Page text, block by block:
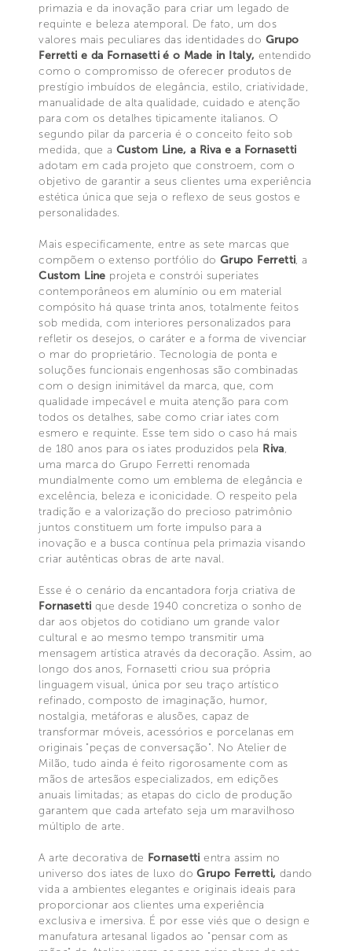
primazia e da inovação para criar um legado de
requinte e beleza atemporal. De fato, um dos
valores mais peculiares das identidades do Grupo
Ferretti e da Fornasetti é o Made in Italy, entendido
como o compromisso de oferecer produtos de
prestígio imbuídos de elegância, estilo, criatividade,
manualidade de alta qualidade, cuidado e atenção
para com os detalhes tipicamente italianos. O
segundo pilar da parceria é o conceito feito sob
medida, que a Custom Line, a Riva e a Fornasetti
adotam em cada projeto que constroem, com o
objetivo de garantir a seus clientes uma experiência
estética única que seja o reflexo de seus gostos e
personalidades.
Mais especificamente, entre as sete marcas que
compõem o extenso portfólio do Grupo Ferretti, a
Custom Line projeta e constrói superiates
contemporâneos em alumínio ou em material
compósito há quase trinta anos, totalmente feitos
sob medida, com interiores personalizados para
refletir os desejos, o caráter e a forma de vivenciar
o mar do proprietário. Tecnologia de ponta e
soluções funcionais engenhosas são combinadas
com o design inimitável da marca, que, com
qualidade impecável e muita atenção para com
todos os detalhes, sabe como criar iates com
esmero e requinte. Esse tem sido o caso há mais
de 180 anos para os iates produzidos pela Riva,
uma marca do Grupo Ferretti renomada
mundialmente como um emblema de elegância e
excelência, beleza e iconicidade. O respeito pela
tradição e a valorização do precioso patrimônio
juntos constituem um forte impulso para a
inovação e a busca contínua pela primazia visando
criar autênticas obras de arte naval.
Esse é o cenário da encantadora forja criativa de
Fornasetti que desde 1940 concretiza o sonho de
dar aos objetos do cotidiano um grande valor
cultural e ao mesmo tempo transmitir uma
mensagem artística através da decoração. Assim, ao
longo dos anos, Fornasetti criou sua própria
linguagem visual, única por seu traço artístico
refinado, composto de imaginação, humor,
nostalgia, metáforas e alusões, capaz de
transformar móveis, acessórios e porcelanas em
originais "peças de conversação". No Atelier de
Milão, tudo ainda é feito rigorosamente com as
mãos de artesãos especializados, em edições
anuais limitadas; as etapas do ciclo de produção
garantem que cada artefato seja um maravilhoso
múltiplo de arte.
A arte decorativa de Fornasettientra assim no
universo dos iates de luxo doGrupo Ferretti, dando
vida a ambientes elegantes e originais ideais para
proporcionar aos clientes uma experiência
exclusiva e imersiva. É por esse viés que o design e
manufatura artesanal ligados ao "pensar com as